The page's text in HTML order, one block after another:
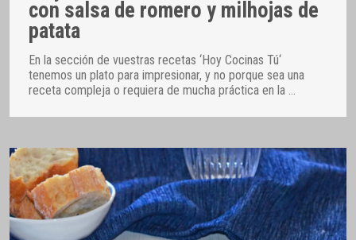
con salsa de romero y milhojas de
patata
En la sección de vuestras recetas ‘Hoy Cocinas Tú‘
tenemos un plato para impresionar, y no porque sea una
receta compleja o requiera de mucha práctica en la …